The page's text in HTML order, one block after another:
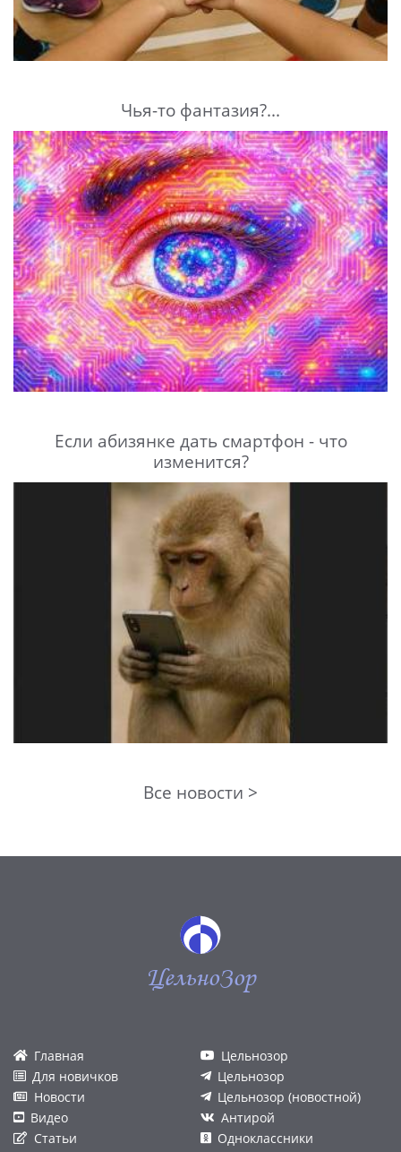
Чья-то фантазия?...
Если абизянке дать смартфон - что
изменится?
Все новости >
ЦельноЗор
Главная
Для новичков
Новости
Видео
Статьи
Цельнозор
Цельнозор
Цельнозор (новостной)
Антирой
Одноклассники